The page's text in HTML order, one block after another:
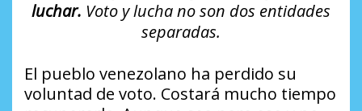
luchar. Voto y lucha no son dos entidades
separadas.
El pueblo venezolano ha perdido su
voluntad de voto. Costará mucho tiempo